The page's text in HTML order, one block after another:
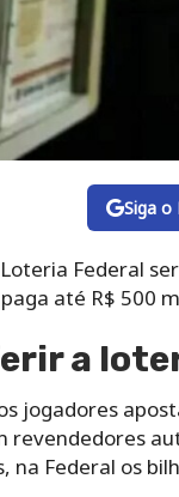
Siga o
Federal
até R$ 500
a
jogadores
revendedores
na Federal os